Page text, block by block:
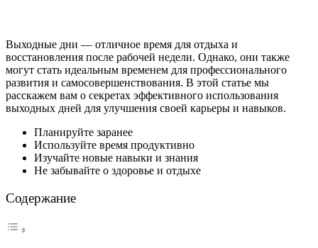
Выходные дни — отличное время для отдыха и
восстановления после рабочей недели. Однако, они также
могут стать идеальным временем для профессионального
развития и самосовершенствования. В этой статье мы
расскажем вам о секретах эффективного использования
выходных дней для улучшения своей карьеры и навыков.
Планируйте заранее
Используйте время продуктивно
Изучайте новые навыки и знания
Не забывайте о здоровье и отдыхе
Содержание